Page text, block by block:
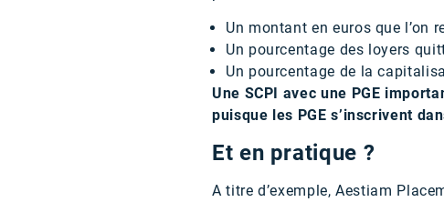
Un montant en euros que l’on
Un pourcentage des loyers
Un pourcentage de la
Une SCPI avec une PGE
puisque les PGE s’inscrivent
Et en pratique ?
A titre d’exemple, Aestiam